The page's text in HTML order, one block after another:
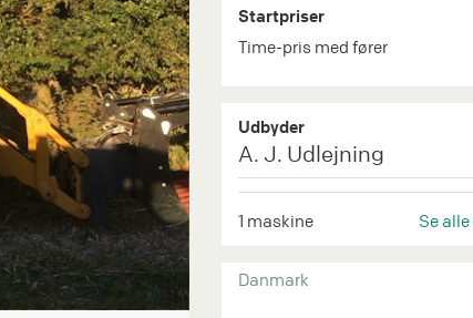
Startpriser
Time-pris med fører
Udbyder
A. J. Udlejning
1 maskine Se
Danmark